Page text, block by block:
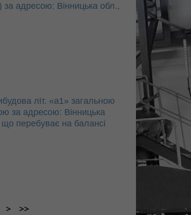
за адресою: Вінницька обл.,
літ. «а1» загальною
за адресою: Вінницька
перебуває на балансі
> >>